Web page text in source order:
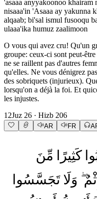
'asaaa anyyakoonoo khairam
nisaaa'in 'Asaaa ay yakunna
alqaab; bi'sal ismul fusooqu
ulaaa'ika humuz zaalimoon
O vous qui avez cru! Qu'un
groupe: ceux-ci sont peut-
ne se raillent pas d'autres
qu'elles. Ne vous dénigrez
des sobriquets (injurieux).
lorsqu'on a déjà la foi. Et
les injustes.
12Juz 26 · Hizb 206
AR FR
كَثِيرًا
مِّنَ
إِثْمٌ وَلَا تَجَسَّسُوا